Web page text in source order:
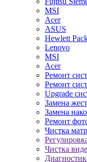
MSI
Acer
ASUS
Hewlett
Lenovo
MSI
Acer
Ремонт
Ремонт
Upgrade
Замена
Замена
Ремонт
Чистка
Чистка